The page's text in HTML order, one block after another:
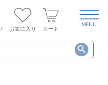
お気に入り カート
MENU